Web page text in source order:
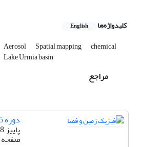
کلیدواژه‌ها English
Aerosol Spatial mapping chemical
Lake Urmia basin
مراجع
دوره 45، شماره 3
پاییز 1398
صفحه